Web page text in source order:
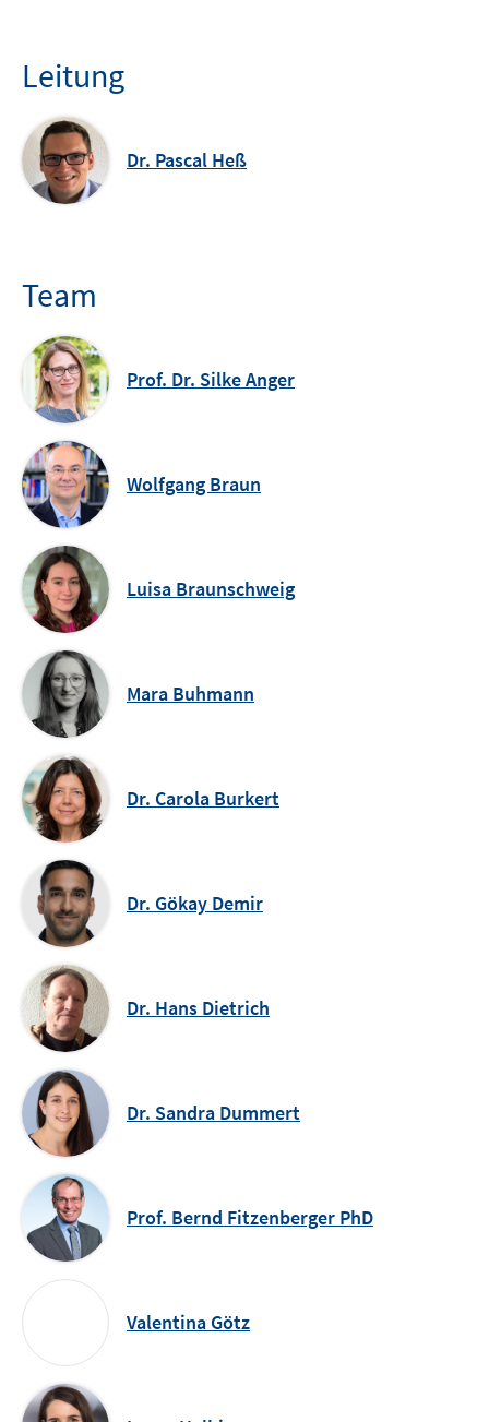
Leitung
Dr. Pascal Heß
Team
Prof. Dr. Silke Anger
Wolfgang Braun
Luisa Braunschweig
Mara Buhmann
Dr. Carola Burkert
Dr. Gökay Demir
Dr. Hans Dietrich
Dr. Sandra Dummert
Prof. Bernd Fitzenberger PhD
Valentina Götz